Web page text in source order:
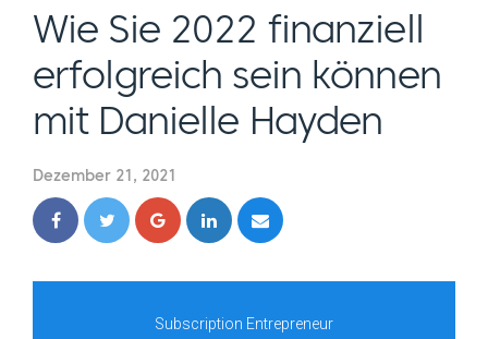
Wie Sie 2022 finanziell
erfolgreich sein können
mit Danielle Hayden
Dezember 21, 2021
Subscription Entrepreneur